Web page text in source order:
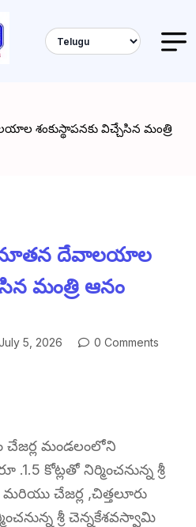
శంకుస్థాపనకు విచ్చేసిన మంత్రి
నూతన దేవాలయాల
మంత్రి ఆనం
5, 2026 0 Comments
చేజర్ల మండలంలోని
కోట్లతో నిర్మించనున్న శ్రీ
చేజర్ల ,చిత్తలూరు
శ్రీ చెన్నకేశవస్వామి